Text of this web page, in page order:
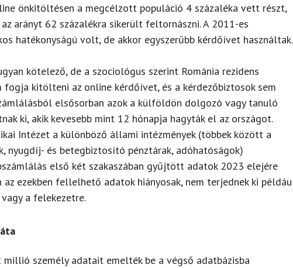
önkitöltésen a megcélzott populáció 4 százaléka vett részt,
arányt 62 százalékra sikerült feltornászni. A 2011-es
hatékonyságú volt, de akkor egyszerűbb kérdőívet használtak.
kötelező, de a szociológus szerint Románia rezidens
fogja kitölteni az online kérdőívet, és a kérdezőbiztosok sem
elsősorban azok a külföldön dolgozó vagy tanuló
ki, akik kevesebb mint 12 hónapja hagyták el az országot.
Intézet a különböző állami intézmények (többek között a
nyugdíj- és betegbiztosító pénztárak, adóhatóságok)
első két szakaszában gyűjtött adatok 2023 elejére
ezekben fellelhető adatok hiányosak, nem terjednek ki
a felekezetre.
személy adatait emelték be a végső adatbázisba